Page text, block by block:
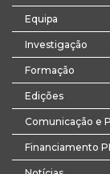
Equipa
Investigação
Formação
Edições
Comunicação e
Financiamento